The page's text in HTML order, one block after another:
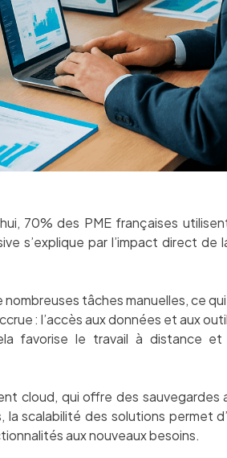
70% des PME françaises
s’explique par l’impact direct de
tâches manuelles, ce
: l’accès aux données et aux
favorise le travail à distance et
cloud, qui offre des sauvegardes
scalabilité des solutions permet
aux nouveaux besoins.